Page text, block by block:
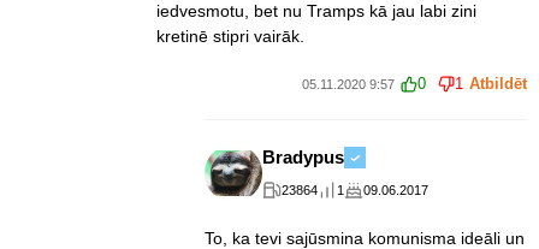
iedvesmotu, bet nu Tramps kā jau labi zini
kretinē stipri vairāk.
05.11.2020 9:57 0 1 Atbildēt
Bradypus
23864 1 09.06.2017
To, ka tevi sajūsmina komunisma ideāli un